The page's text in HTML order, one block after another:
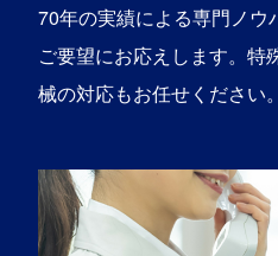
70年の実績による専門ノウ
ご要望にお応えします。特
械の対応もお任せください。